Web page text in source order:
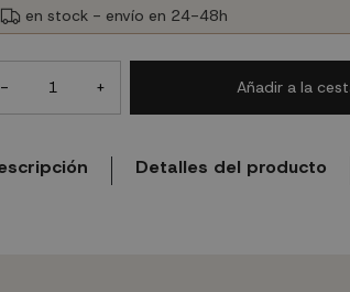
en stock - envío en 24-48h
- + Añadir a la
Detalles del producto